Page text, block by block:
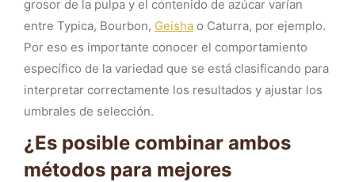
grosor de la pulpa y el contenido de azúcar varían
entre Typica, Bourbon, Geisha o Caturra, por ejemplo.
Por eso es importante conocer el comportamiento
específico de la variedad que se está clasificando para
interpretar correctamente los resultados y ajustar los
umbrales de selección.
¿Es posible combinar ambos
métodos para mejores